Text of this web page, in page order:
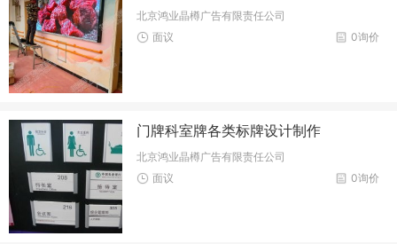
北京鸿业晶樽广告有限责任公司
0询价
面议
门牌科室牌各类标牌设计制作
北京鸿业晶樽广告有限责任公司
0询价
面议